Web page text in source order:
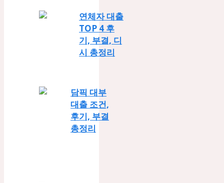
연체자 대출
TOP 4 후
기, 부결, 디
시 총정리
담픽 대부
대출 조건,
후기, 부결
총정리